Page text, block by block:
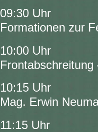
09:30 Uhr
Formationen zur
10:00 Uhr
10:15 Uhr
Mag. Erwin
11:15 Uhr